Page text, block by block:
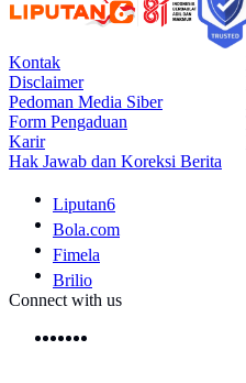
Kontak
Disclaimer
Pedoman Media Siber
Form Pengaduan
Karir
Hak Jawab dan Koreksi Berita
Liputan6
Bola.com
Fimela
Brilio
Connect with us